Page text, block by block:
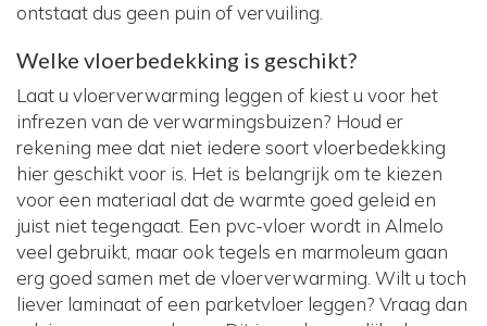
ontstaat dus geen puin of vervuiling.
Welke vloerbedekking is geschikt?
Laat u vloerverwarming leggen of kiest u voor het
infrezen van de verwarmingsbuizen? Houd er
rekening mee dat niet iedere soort vloerbedekking
hier geschikt voor is. Het is belangrijk om te kiezen
voor een materiaal dat de warmte goed geleid en
juist niet tegengaat. Een pvc-vloer wordt in Almelo
veel gebruikt, maar ook tegels en marmoleum gaan
erg goed samen met de vloerverwarming. Wilt u toch
liever laminaat of een parketvloer leggen? Vraag dan